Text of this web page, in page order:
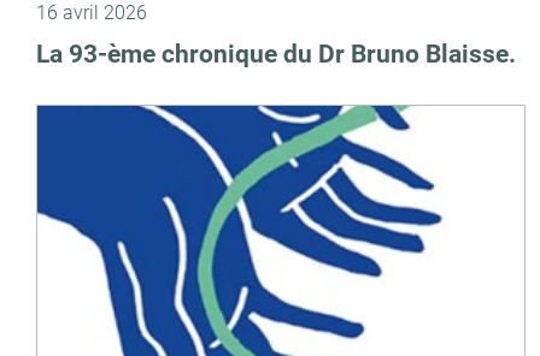
16 avril 2026
La 93-ème chronique du Dr Bruno Blaisse.